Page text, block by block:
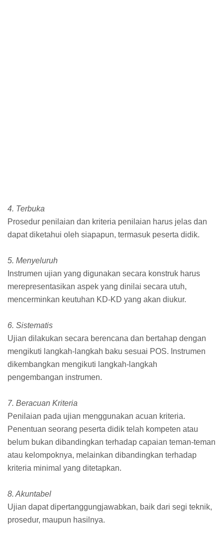
4. Terbuka
Prosedur penilaian dan kriteria penilaian harus jelas dan
dapat diketahui oleh siapapun, termasuk peserta didik.
5. Menyeluruh
Instrumen ujian yang digunakan secara konstruk harus
merepresentasikan aspek yang dinilai secara utuh,
mencerminkan keutuhan KD-KD yang akan diukur.
6. Sistematis
Ujian dilakukan secara berencana dan bertahap dengan
mengikuti langkah-langkah baku sesuai POS. Instrumen
dikembangkan mengikuti langkah-langkah
pengembangan instrumen.
7. Beracuan Kriteria
Penilaian pada ujian menggunakan acuan kriteria.
Penentuan seorang peserta didik telah kompeten atau
belum bukan dibandingkan terhadap capaian teman-teman
atau kelompoknya, melainkan dibandingkan terhadap
kriteria minimal yang ditetapkan.
8. Akuntabel
Ujian dapat dipertanggungjawabkan, baik dari segi teknik,
prosedur, maupun hasilnya.